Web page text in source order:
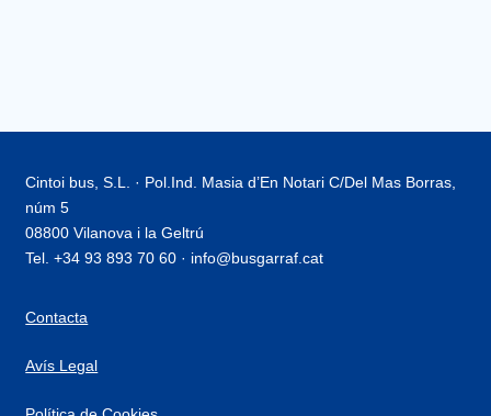
Cintoi bus, S.L. · Pol.Ind. Masia d’En Notari C/Del Mas Borras,
núm 5
08800 Vilanova i la Geltrú
Tel. +34 93 893 70 60 · info@busgarraf.cat
Contacta
Avís Legal